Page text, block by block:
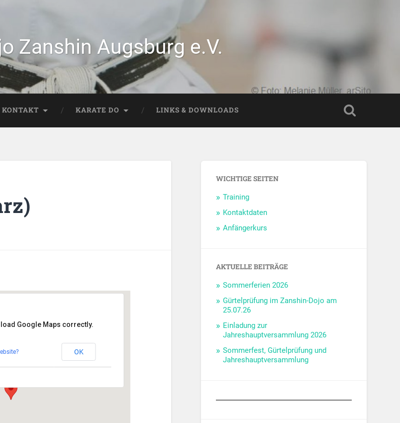
Zanshin Augsburg e.V.
KONTAKT KARATE DO LINKS & DOWNLOADS
Google Maps correctly.
OK
WICHTIGE SEITEN
Training
Kontaktdaten
Anfängerkurs
AKTUELLE BEITRÄGE
Sommerferien 2026
Gürtelprüfung im Zanshin-Dojo am
25.07.26
Einladung zur
Jahreshauptversammlung 2026
Sommerfest, Gürtelprüfung und
Jahreshauptversammlung